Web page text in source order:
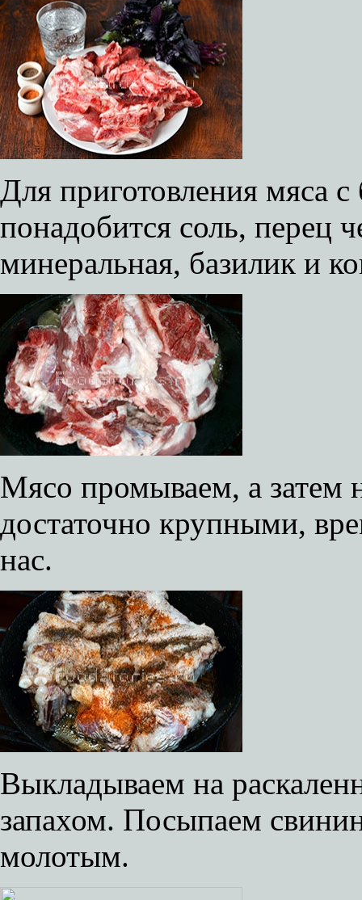
Для приготовления мяса
понадобится соль, перец
минеральная, базилик и
Мясо промываем, а затем
достаточно крупными,
нас.
Выкладываем на
запахом. Посыпаем
молотым.